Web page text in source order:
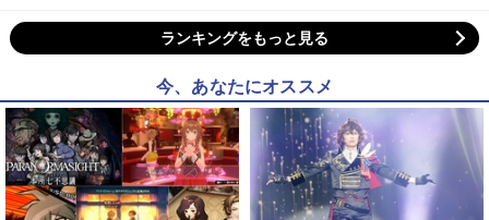
ランキングをもっと見る
今、あなたにオススメ